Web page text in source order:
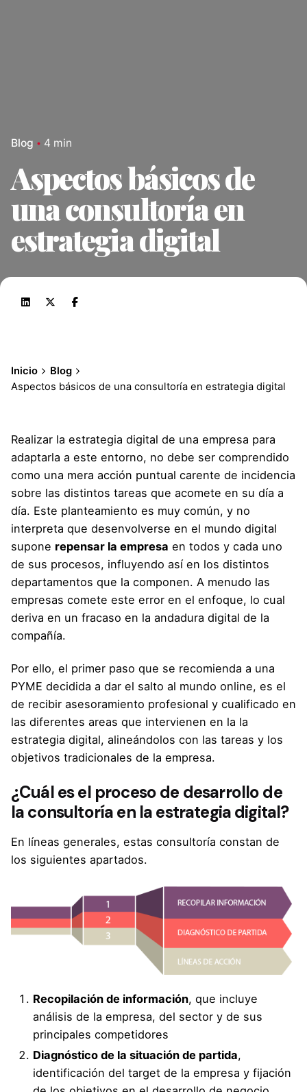
Blog 4 min
Aspectos básicos de
una consultoría en
estrategia digital
Inicio
Blog
Aspectos básicos de una consultoría en estrategia digital
Realizar la estrategia digital de una empresa para
adaptarla a este entorno, no debe ser comprendido
como una mera acción puntual carente de incidencia
sobre las distintos tareas que acomete en su día a
día. Este planteamiento es muy común, y no
interpreta que desenvolverse en el mundo digital
supone repensar la empresa en todos y cada uno
de sus procesos, influyendo así en los distintos
departamentos que la componen. A menudo las
empresas comete este error en el enfoque, lo cual
deriva en un fracaso en la andadura digital de la
compañía.
Por ello, el primer paso que se recomienda a una
PYME decidida a dar el salto al mundo online, es el
de recibir asesoramiento profesional y cualificado en
las diferentes areas que intervienen en la la
estrategia digital, alineándolos con las tareas y los
objetivos tradicionales de la empresa.
¿Cuál es el proceso de desarrollo de
la consultoría en la estrategia digital?
En líneas generales, estas consultoría constan de
los siguientes apartados.
Recopilación de información, que incluye
análisis de la empresa, del sector y de sus
principales competidores
Diagnóstico de la situación de partida,
identificación del target de la empresa y fijación